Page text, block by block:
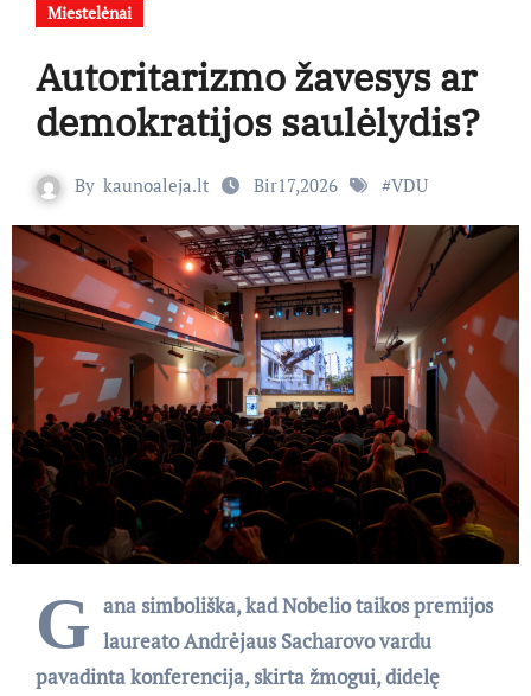
Miestelėnai
Autoritarizmo žavesys ar
demokratijos saulėlydis?
By kaunoaleja.lt Bir17,2026 #VDU
G ana simboliška, kad Nobelio taikos premijos
laureato Andrėjaus Sacharovo vardu
pavadinta konferencija, skirta žmogui, didelę